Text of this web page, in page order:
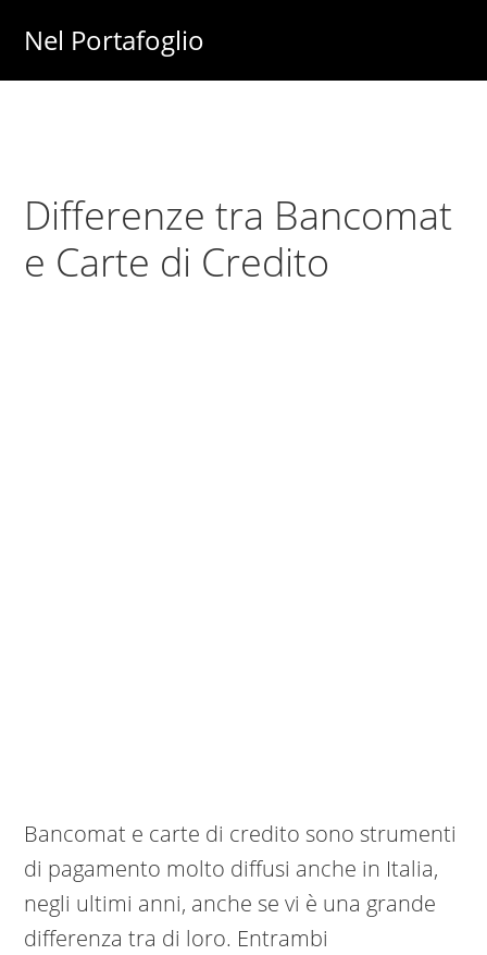
main
primary
Nel Portafoglio
Risparmio
Soldi
Differenze tra Bancomat
e Carte di Credito
Bancomat e carte di credito sono strumenti
di pagamento molto diffusi anche in Italia,
negli ultimi anni, anche se vi è una grande
differenza tra di loro. Entrambi